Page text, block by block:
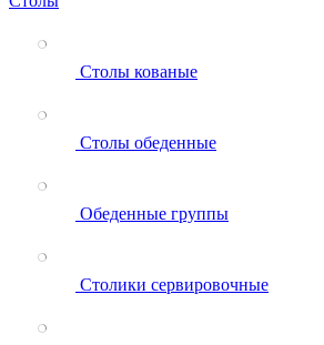
Столы кованые
Столы обеденные
Обеденные группы
Столики сервировочные